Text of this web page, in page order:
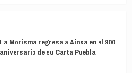
La Morisma regresa a Aínsa en el 900
aniversario de su Carta Puebla